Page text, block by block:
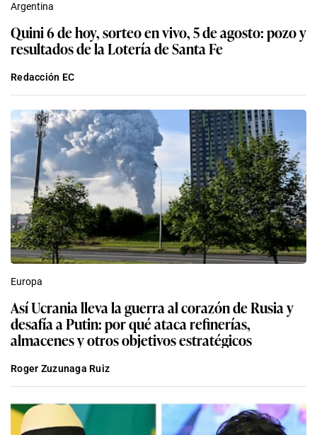
Argentina
Quini 6 de hoy, sorteo en vivo, 5 de agosto: pozo y
resultados de la Lotería de Santa Fe
Redacción EC
Europa
Así Ucrania lleva la guerra al corazón de Rusia y
desafía a Putin: por qué ataca refinerías,
almacenes y otros objetivos estratégicos
Roger Zuzunaga Ruiz